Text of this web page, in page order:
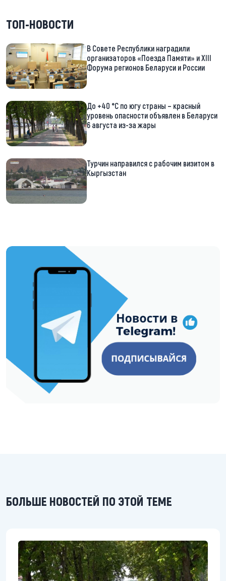
ТОП-НОВОСТИ
В Совете Республики наградили
организаторов «Поезда Памяти» и XIII
Форума регионов Беларуси и России
До +40 °С по югу страны – красный
уровень опасности объявлен в Беларуси
6 августа из-за жары
Турчин направился с рабочим визитом в
Кыргызстан
https://t.me/minskctvby
БОЛЬШЕ НОВОСТЕЙ ПО ЭТОЙ ТЕМЕ